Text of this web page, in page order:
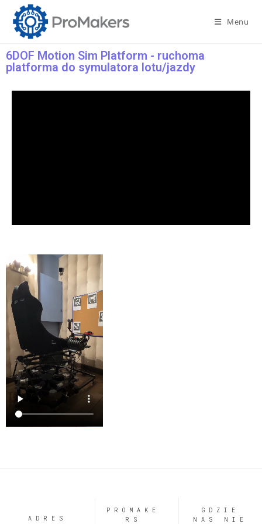
Menu
6DOF Motion Sim Platform - ruchoma
platforma do symulatora lotu/jazdy
ADRES
PROMAKE
RS
GDZIE
NAS NIE